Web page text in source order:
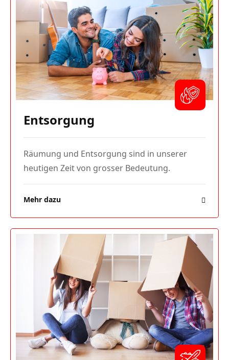
Entsorgung
Räumung und Entsorgung sind in unserer
heutigen Zeit von grosser Bedeutung.
Mehr dazu